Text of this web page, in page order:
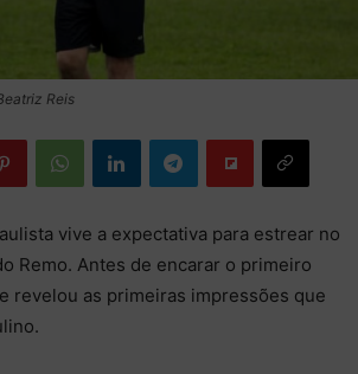
Reis
vive a expectativa para estrear no
Remo. Antes de encarar o primeiro
revelou as primeiras impressões que